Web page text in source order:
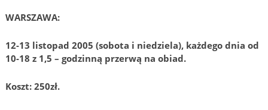
WARSZAWA:
12-13 listopad 2005 (sobota i niedziela), każdego dnia od
10-18 z 1,5 – godzinną przerwą na obiad.
Koszt: 250zł.